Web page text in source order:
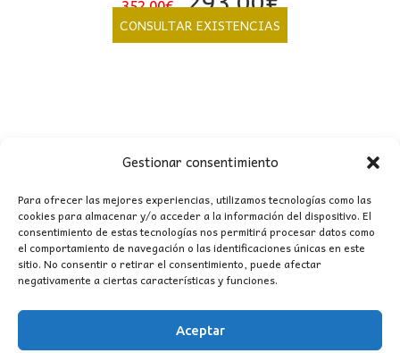
Gestionar consentimiento
Para ofrecer las mejores experiencias, utilizamos tecnologías como las
cookies para almacenar y/o acceder a la información del dispositivo. El
consentimiento de estas tecnologías nos permitirá procesar datos como
el comportamiento de navegación o las identificaciones únicas en este
sitio. No consentir o retirar el consentimiento, puede afectar
negativamente a ciertas características y funciones.
Aceptar
352,00€
precio
original
precio
actual
CONSULTAR EXISTENCIAS
CONTACTO
MI CUENTA